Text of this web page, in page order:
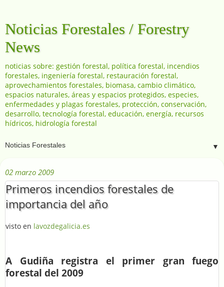
Noticias Forestales / Forestry
News
noticias sobre: gestión forestal, política forestal, incendios
forestales, ingeniería forestal, restauración forestal,
aprovechamientos forestales, biomasa, cambio climático,
espacios naturales, áreas y espacios protegidos, especies,
enfermedades y plagas forestales, protección, conservación,
desarrollo, tecnología forestal, educación, energía, recursos
hídricos, hidrología forestal
▼
02 marzo 2009
Primeros incendios forestales de
importancia del año
visto en lavozdegalicia.es
A Gudiña registra el primer gran fuego
forestal del 2009